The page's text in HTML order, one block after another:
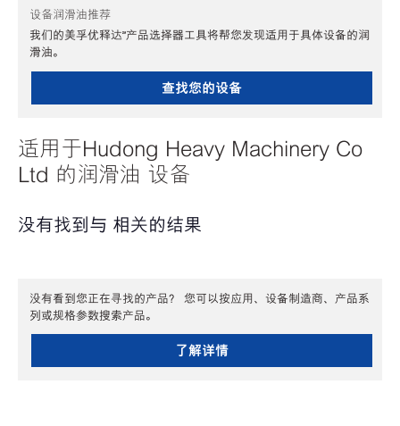
设备润滑油推荐
我们的美孚优释达℠产品选择器工具将帮您发现适用于具体设备的润
滑油。
查找您的设备
适用于Hudong Heavy Machinery Co
Ltd 的润滑油 设备
没有找到与 相关的结果
没有看到您正在寻找的产品？ 您可以按应用、设备制造商、产品系
列或规格参数搜索产品。
了解详情